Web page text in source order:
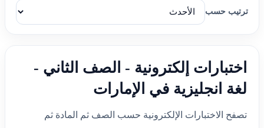
ترتيب حسب
اختبارات إلكترونية - الصف الثاني -
لغة انجليزية في الإمارات
تصفح الاختبارات الإلكترونية حسب الصف ثم المادة ثم